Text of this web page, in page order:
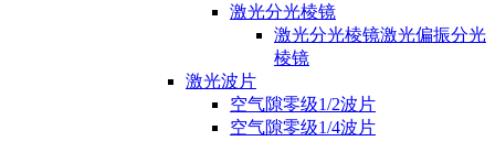
激光分光棱镜
激光分光棱镜激光偏振分光
棱镜
激光波片
空气隙零级1/2波片
空气隙零级1/4波片